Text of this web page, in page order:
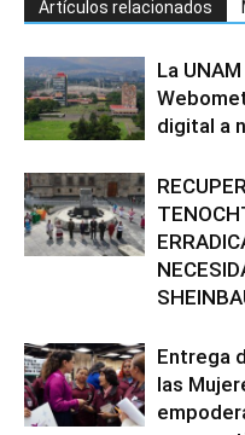
Artículos relacionados
La
digital a
Entrega
las